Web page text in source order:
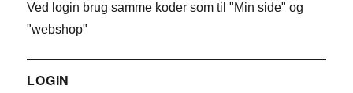
Ved login brug samme koder som til "Min side" og
"webshop"
LOGIN